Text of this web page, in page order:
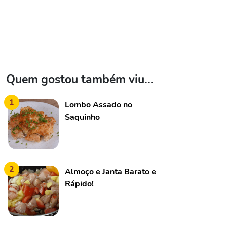
Quem gostou também viu...
1
Lombo Assado no
Saquinho
2
Almoço e Janta Barato e
Rápido!